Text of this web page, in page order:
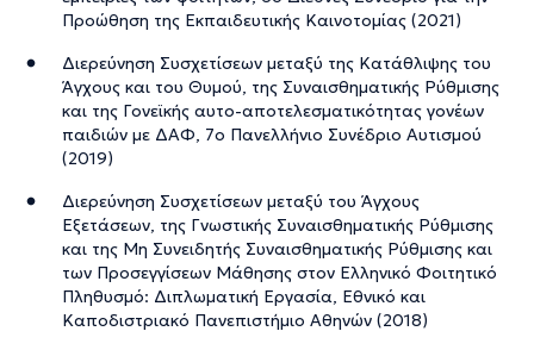
Προώθηση της Εκπαιδευτικής Καινοτομίας (2021)
Διερεύνηση Συσχετίσεων μεταξύ της Κατάθλιψης του
Άγχους και του Θυμού, της Συναισθηματικής Ρύθμισης
και της Γονεϊκής αυτο-αποτελεσματικότητας γονέων
παιδιών με ΔΑΦ, 7ο Πανελλήνιο Συνέδριο Αυτισμού
(2019)
Διερεύνηση Συσχετίσεων μεταξύ του Άγχους
Εξετάσεων, της Γνωστικής Συναισθηματικής Ρύθμισης
και της Μη Συνειδητής Συναισθηματικής Ρύθμισης και
των Προσεγγίσεων Μάθησης στον Ελληνικό Φοιτητικό
Πληθυσμό: Διπλωματική Εργασία, Εθνικό και
Καποδιστριακό Πανεπιστήμιο Αθηνών (2018)